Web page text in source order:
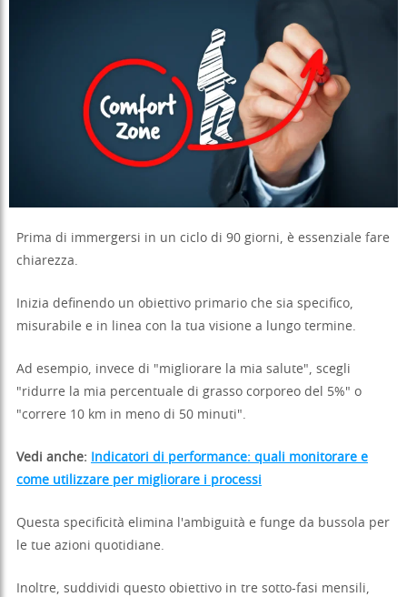
Prima di immergersi in un ciclo di 90 giorni, è essenziale fare
chiarezza.
Inizia definendo un obiettivo primario che sia specifico,
misurabile e in linea con la tua visione a lungo termine.
Ad esempio, invece di "migliorare la mia salute", scegli
"ridurre la mia percentuale di grasso corporeo del 5%" o
"correre 10 km in meno di 50 minuti".
Vedi anche:
Indicatori di performance: quali monitorare e
come utilizzare per migliorare i processi
Questa specificità elimina l'ambiguità e funge da bussola per
le tue azioni quotidiane.
Inoltre, suddividi questo obiettivo in tre sotto-fasi mensili,